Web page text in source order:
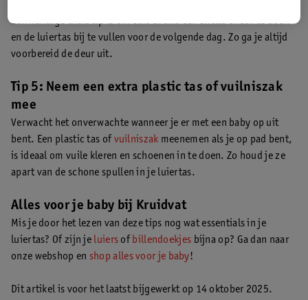
Een handige extra tip is om elke avond een snelle check te doen
en de luiertas bij te vullen voor de volgende dag. Zo ga je altijd
voorbereid de deur uit.
Tip 5: Neem een extra plastic tas of vuilniszak
mee
Verwacht het onverwachte wanneer je er met een baby op uit
bent. Een plastic tas of vuilniszak meenemen als je op pad bent,
is ideaal om vuile kleren en schoenen in te doen. Zo houd je ze
apart van de schone spullen in je luiertas.
Alles voor je baby bij Kruidvat
Mis je door het lezen van deze tips nog wat essentials in je
luiertas? Of zijn je luiers of billendoekjes bijna op? Ga dan naar
onze webshop en shop alles voor je baby!
Dit artikel is voor het laatst bijgewerkt op 14 oktober 2025.